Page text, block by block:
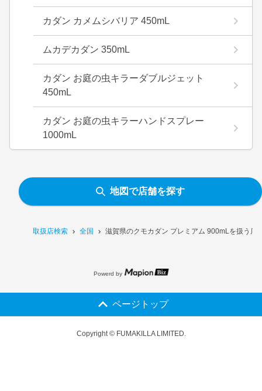
取扱店検索 全国 滋賀県のクモカダン プレミアム 900mLを扱う店
カダン カメムシバリア 450mL
ムカデカダン 350mL
カダン お庭の虫キラーダブルジェット
450mL
カダン お庭の虫キラーハンドスプレー
1000mL
地図で店舗を探す
Powerd by
ページトップ
Copyright © FUMAKILLA LIMITED.